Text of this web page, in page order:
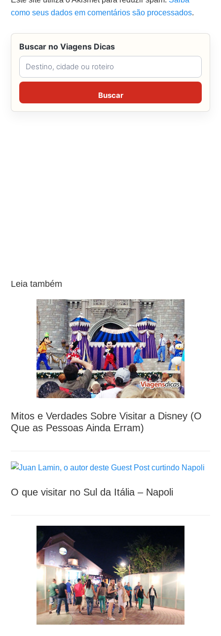
como seus dados em comentários são processados.
Buscar no Viagens Dicas
Buscar no Viagens Dicas
Buscar
Leia também
Mitos e Verdades Sobre Visitar a Disney (O
Que as Pessoas Ainda Erram)
O que visitar no Sul da Itália – Napoli